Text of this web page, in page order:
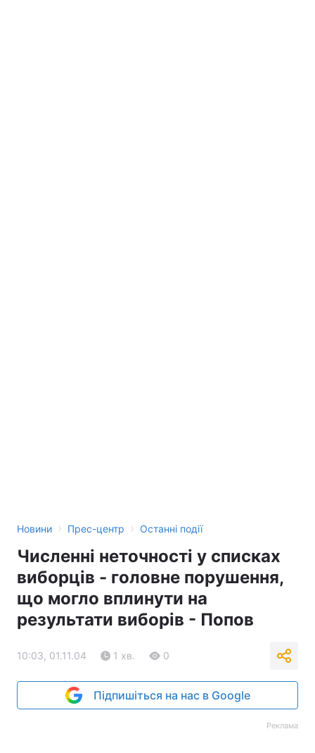
Новини › Прес-центр › Останні події
Численні неточності у списках
виборців - головне порушення,
що могло вплинути на
результати виборів - Попов
10:03, 01.11.04 1 хв. 0
Підпишіться на нас в Google
Реклама